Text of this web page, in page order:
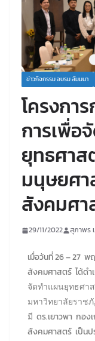
ข่าวกิจกรรม อบรม สัมมนา
โครงกา
การเพื่อ
ยุทธศา
มนุษยศา
สังคมศา
29/11/2022 สุภาพร
เมื่อวันที่ 26 – 27
สังคมศาสตร์ ได้ดำ
จัดทำแผนยุทธศา
มหาวิทยาลัยราชภั
มี ดร.เยาวพา กอ
สังคมศาสตร์ เป็นป